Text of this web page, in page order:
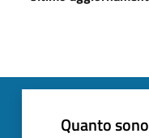
Quanto